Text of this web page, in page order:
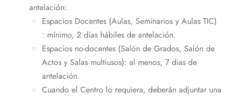
antelación:
Espacios Docentes (Aulas, Seminarios y Aulas TIC)
: mínimo, 2 días hábiles de antelación.
Espacios no-docentes (Salón de Grados, Salón de
Actos y Salas multiusos): al menos, 7 dias de
antelación.
Cuando el Centro lo requiera, deberán adjuntar una